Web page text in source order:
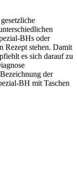
BHs oder
Rezept stehen. Damit
es sich darauf zu
der
BH mit Taschen